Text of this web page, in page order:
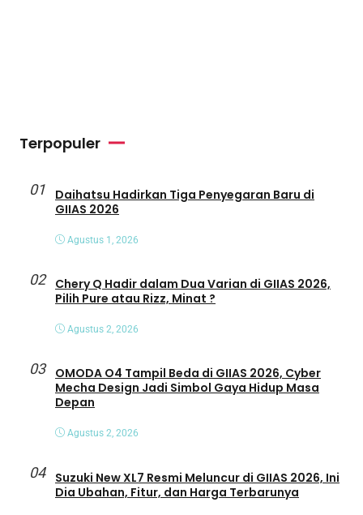
Terpopuler
01
Daihatsu Hadirkan Tiga Penyegaran Baru di
GIIAS 2026
Agustus 1, 2026
02
Chery Q Hadir dalam Dua Varian di GIIAS 2026,
Pilih Pure atau Rizz, Minat ?
Agustus 2, 2026
03
OMODA O4 Tampil Beda di GIIAS 2026, Cyber
Mecha Design Jadi Simbol Gaya Hidup Masa
Depan
Agustus 2, 2026
04
Suzuki New XL7 Resmi Meluncur di GIIAS 2026, Ini
Dia Ubahan, Fitur, dan Harga Terbarunya